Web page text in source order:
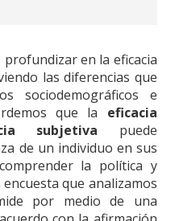
en la eficacia
las diferencias que
sociodemográficos e
que la eficacia
subjetiva puede
de un individuo en sus
la política y
encuesta que analizamos
por medio de una